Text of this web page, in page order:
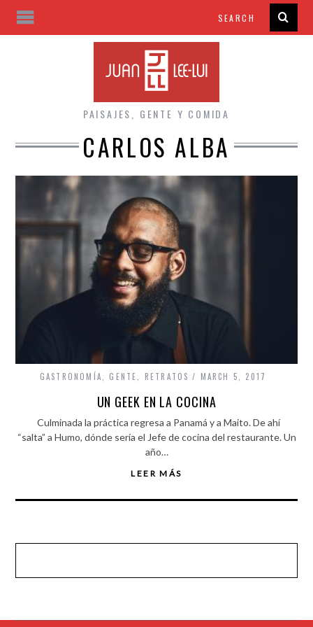
PAISAJES, GENTE Y COMIDA
CARLOS ALBA
GASTRONOMÍA GENTE RETRATOS MARCH 5, 2017
UN GEEK EN LA COCINA
Culminada la práctica regresa a Panamá y a Maito. De ahí
“salta” a Humo, dónde sería el Jefe de cocina del restaurante. Un
año…
LEER MÁS